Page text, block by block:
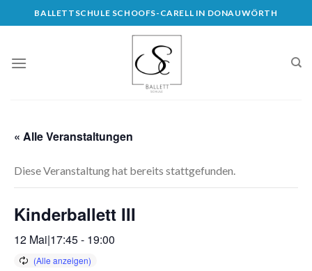
to
BALLETTSCHULE SCHOOFS-CARELL IN DONAUWÖRTH
« Alle Veranstaltungen
Diese Veranstaltung hat bereits stattgefunden.
Kinderballett III
12 Mai|17:45- 19:00